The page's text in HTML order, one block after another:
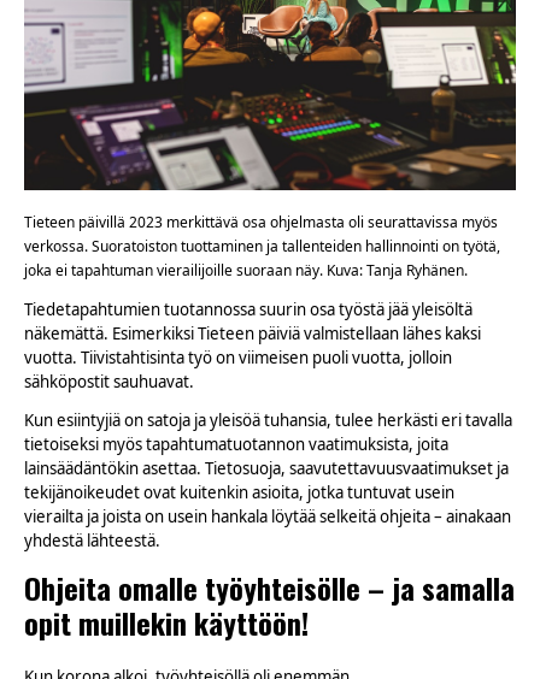
Tieteen päivillä 2023 merkittävä osa ohjelmasta oli seurattavissa myös
verkossa. Suoratoiston tuottaminen ja tallenteiden hallinnointi on työtä,
joka ei tapahtuman vierailijoille suoraan näy. Kuva: Tanja Ryhänen.
Tiedetapahtumien tuotannossa suurin osa työstä jää yleisöltä
näkemättä. Esimerkiksi Tieteen päiviä valmistellaan lähes kaksi
vuotta. Tiivistahtisinta työ on viimeisen puoli vuotta, jolloin
sähköpostit sauhuavat.
Kun esiintyjiä on satoja ja yleisöä tuhansia, tulee herkästi eri tavalla
tietoiseksi myös tapahtumatuotannon vaatimuksista, joita
lainsäädäntökin asettaa. Tietosuoja, saavutettavuusvaatimukset ja
tekijänoikeudet ovat kuitenkin asioita, jotka tuntuvat usein
vierailta ja joista on usein hankala löytää selkeitä ohjeita – ainakaan
yhdestä lähteestä.
Ohjeita omalle työyhteisölle – ja samalla
opit muillekin käyttöön!